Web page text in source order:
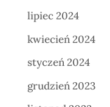
lipiec 2024
kwiecień 2024
styczeń 2024
grudzień 2023